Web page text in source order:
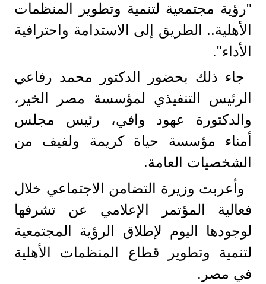
"رؤية مجتمعية لتنمية وتطوير المنظمات
الأهلية.. الطريق إلى الاستدامة واحترافية
الأداء".
جاء ذلك بحضور الدكتور محمد رفاعي
الرئيس التنفيذي لمؤسسة مصر الخير،
والدكتورة عهود وافي، رئيس مجلس
أمناء مؤسسة حياة كريمة ولفيف من
الشخصيات العامة.
وأعربت وزيرة التضامن الاجتماعي خلال
فعالية المؤتمر الإعلامي عن تشرفها
لوجودها اليوم لإطلاق الرؤية المجتمعية
لتنمية وتطوير قطاع المنظمات الأهلية
في مصر.